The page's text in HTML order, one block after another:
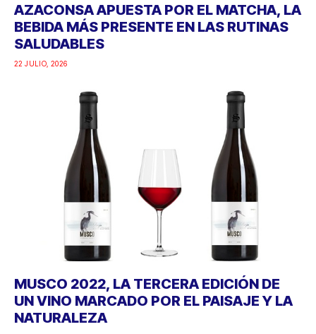
AZACONSA APUESTA POR EL MATCHA, LA
BEBIDA MÁS PRESENTE EN LAS RUTINAS
SALUDABLES
22 JULIO, 2026
MUSCO 2022, LA TERCERA EDICIÓN DE
UN VINO MARCADO POR EL PAISAJE Y LA
NATURALEZA